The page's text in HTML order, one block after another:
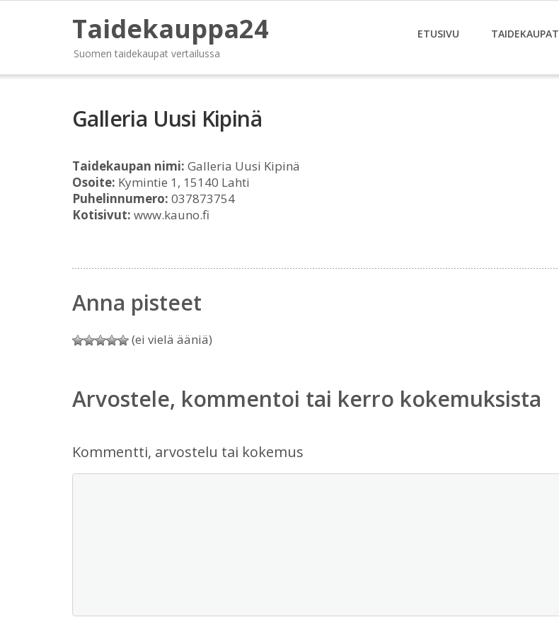
Taidekauppa24
Suomen taidekaupat vertailussa
ETUSIVU TAIDEKAUPAT
Galleria Uusi Kipinä
Taidekaupan nimi: Galleria Uusi Kipinä
Osoite: Kymintie 1, 15140 Lahti
Puhelinnumero: 037873754
Kotisivut: www.kauno.fi
Anna pisteet
(ei vielä ääniä)
Arvostele, kommentoi tai kerro kokemuksista
Kommentti, arvostelu tai kokemus